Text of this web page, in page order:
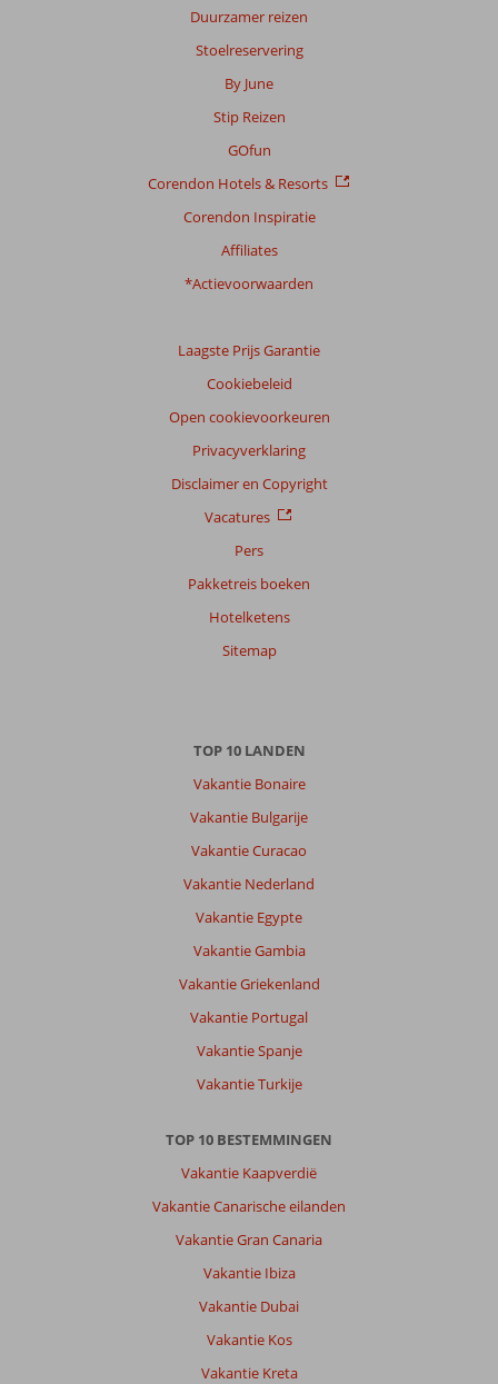
Duurzamer reizen
Stoelreservering
By June
Stip Reizen
GOfun
Corendon Hotels & Resorts
Corendon Inspiratie
Affiliates
*Actievoorwaarden
Laagste Prijs Garantie
Cookiebeleid
Open cookievoorkeuren
Privacyverklaring
Disclaimer en Copyright
Vacatures
Pers
Pakketreis boeken
Hotelketens
Sitemap
TOP 10 LANDEN
Vakantie Bonaire
Vakantie Bulgarije
Vakantie Curacao
Vakantie Nederland
Vakantie Egypte
Vakantie Gambia
Vakantie Griekenland
Vakantie Portugal
Vakantie Spanje
Vakantie Turkije
TOP 10 BESTEMMINGEN
Vakantie Kaapverdië
Vakantie Canarische eilanden
Vakantie Gran Canaria
Vakantie Ibiza
Vakantie Dubai
Vakantie Kos
Vakantie Kreta